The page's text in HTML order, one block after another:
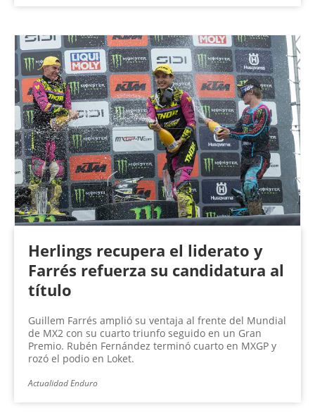
Herlings recupera el liderato y
Farrés refuerza su candidatura al
título
Guillem Farrés amplió su ventaja al frente del Mundial
de MX2 con su cuarto triunfo seguido en un Gran
Premio. Rubén Fernández terminó cuarto en MXGP y
rozó el podio en Loket.
Actualidad Enduro